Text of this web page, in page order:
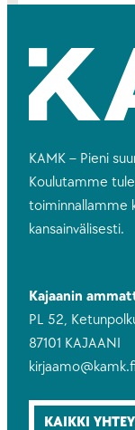
KAMK – Pieni
Koulutamme
toiminnallamme
kansainvälisesti.
Kajaanin
PL 52,
87101 KAJAANI
kirjaamo@kamk.fi
KAIKKI